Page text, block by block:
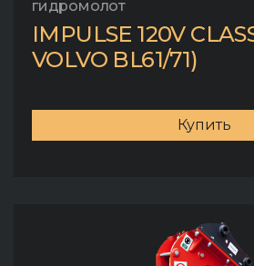
гидромолот
IMPULSE 120V
VOLVO BL61/71)
Купить